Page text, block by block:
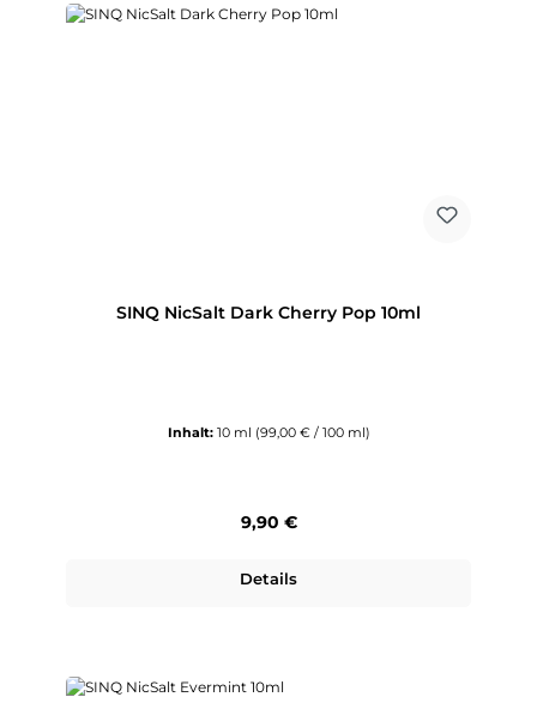
SINQ NicSalt Dark Cherry Pop 10ml
Inhalt: 10 ml (99,00 € / 100 ml)
Regulärer Preis:
9,90 €
Details